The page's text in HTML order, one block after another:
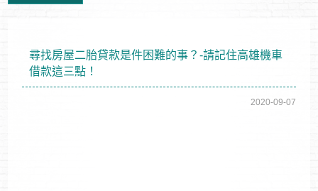
尋找房屋二胎貸款是件困難的事？-請記住高雄機車
借款這三點！
2020-09-07